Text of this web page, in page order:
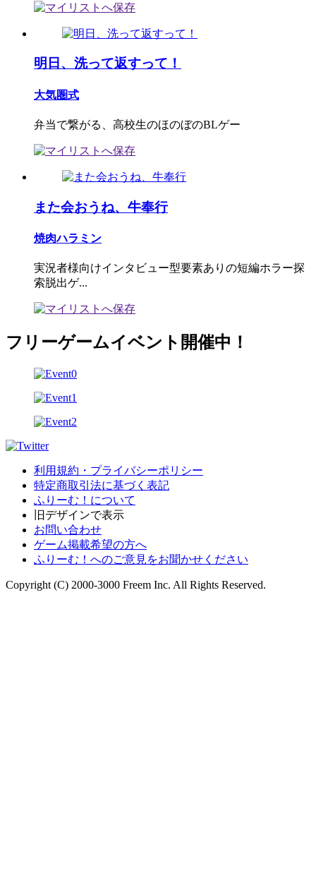
明日、洗って返すって！
大気圏式
弁当で繋がる、高校生のほのぼのBLゲー
また会おうね、牛奉行
焼肉ハラミン
実況者様向けインタビュー型要素ありの短編ホラー探
索脱出ゲ...
フリーゲームイベント開催中！
利用規約・プライバシーポリシー
特定商取引法に基づく表記
ふりーむ！について
旧デザインで表示
お問い合わせ
ゲーム掲載希望の方へ
ふりーむ！へのご意見をお聞かせください
Copyright (C) 2000-3000 Freem Inc. All Rights Reserved.